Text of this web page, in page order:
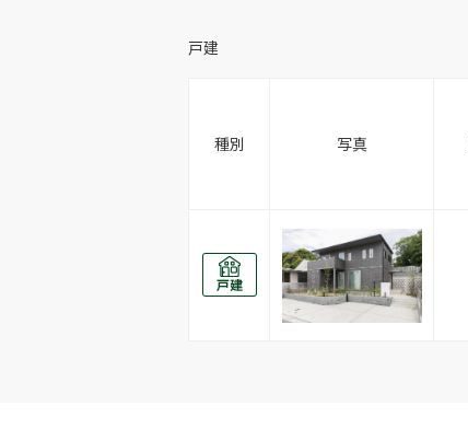
戸建
種別 写真